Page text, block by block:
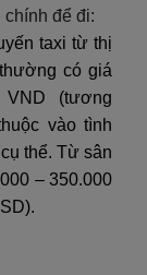
chính để đi:
taxi từ thị
có giá
(tương
vào tình
thể. Từ sân
– 350.000